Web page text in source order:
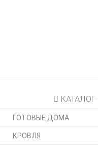
КАТАЛОГ
ГОТОВЫЕ ДОМА
КРОВЛЯ